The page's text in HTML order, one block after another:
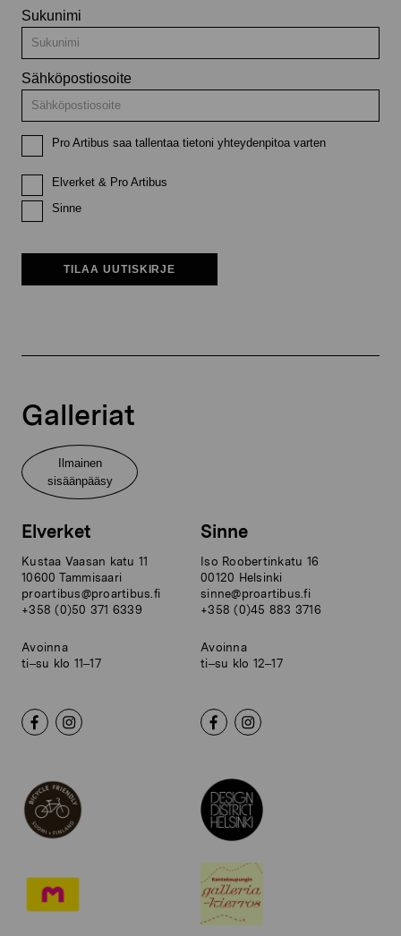
Sukunimi
Sähköpostiosoite
Pro Artibus saa tallentaa tietoni yhteydenpitoa varten
Elverket & Pro Artibus
Sinne
TILAA UUTISKIRJE
Galleriat
Ilmainen
sisäänpääsy
Elverket
Kustaa Vaasan katu 11
10600 Tammisaari
proartibus@proartibus.fi
+358 (0)50 371 6339
Avoinna
ti–su klo 11–17
Sinne
Iso Roobertinkatu 16
00120 Helsinki
sinne@proartibus.fi
+358 (0)45 883 3716
Avoinna
ti–su klo 12–17